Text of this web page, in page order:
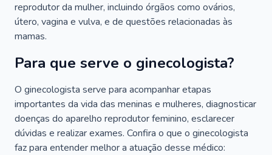
reprodutor da mulher, incluindo órgãos como ovários,
útero, vagina e vulva, e de questões relacionadas às
mamas.
Para que serve o ginecologista?
O ginecologista serve para acompanhar etapas
importantes da vida das meninas e mulheres, diagnosticar
doenças do aparelho reprodutor feminino, esclarecer
dúvidas e realizar exames. Confira o que o ginecologista
faz para entender melhor a atuação desse médico: